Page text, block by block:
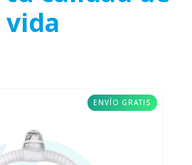
vida
ENVÍO GRATIS